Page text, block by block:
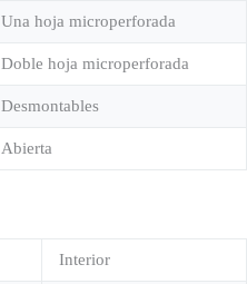
Una hoja microperforada
Doble hoja microperforada
Desmontables
Abierta
Interior